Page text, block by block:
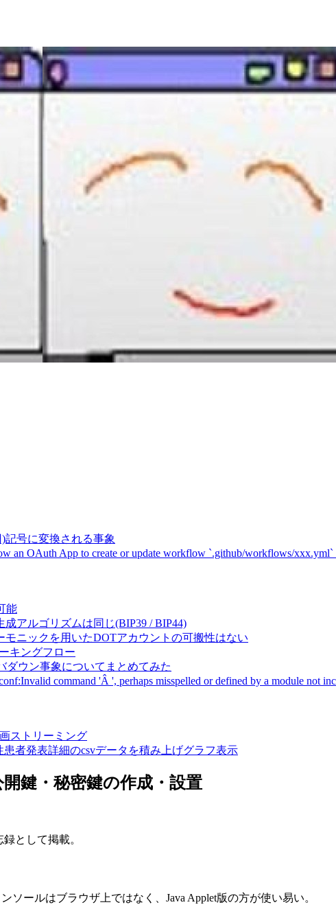
記号に変換される事象
an OAuth App to create or update workflow `.github/workflows/
能
成アルゴリズムは同じ(BIP39 / BIP44)
モニックを用いたDOTアカウントの可搬性はない
キングフロー
ダウン事象についてまとめてみた
command 'Â ', perhaps misspelled or defined by a module not
画ストリーミング
者発表詳細のcsvデータを積み上げグラフ表示
鍵・秘密鍵の作成・設置
として掲載。
ールはブラウザ上ではなく、Java Applet版の方が使い易い。